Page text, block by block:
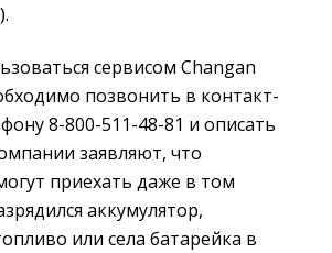
сервисом Changan
позвонить в контакт-
8-800-511-48-81 и описать
заявляют, что
приехать даже в том
аккумулятор,
или села батарейка в